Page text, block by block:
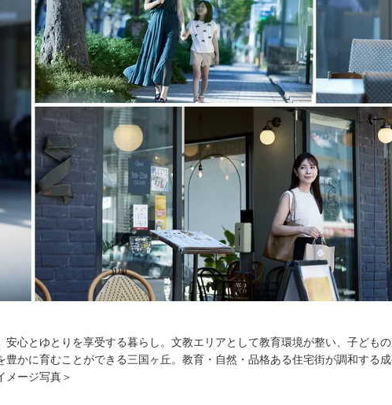
心とゆとりを享受する暮らし。文教エリアとして教育環境が整い、子ども
かに育むことができる三国ヶ丘。教育・自然・品格ある住宅街が調和する
メージ写真＞